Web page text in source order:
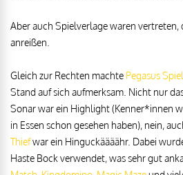
Aber auch Spielverlage waren vertreten,
anreißen.
Gleich zur Rechten machte Pegasus
Stand auf sich aufmerksam. Nicht nur
Sonar war ein Highlight (Kenner*innen
in Essen schon gesehen haben), nein,
Thiefwar ein Hinguckäääähr. Dabei
Haste Bock verwendet, was sehr gut